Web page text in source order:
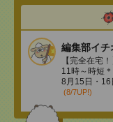
編集部イチ
【完全在宅
11時～時短
8月15日・16
(8/7UP!)